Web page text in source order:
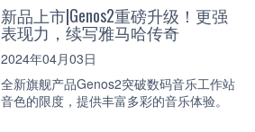
新品上市|Genos2重磅升级！更强
表现力，续写雅马哈传奇
2024年04月03日
全新旗舰产品Genos2突破数码音乐工作站
音色的限度，提供丰富多彩的音乐体验。